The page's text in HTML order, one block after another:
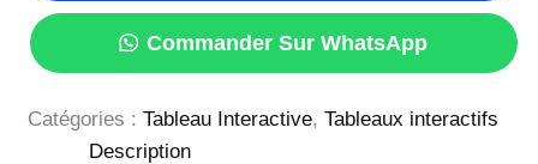
Commander Sur WhatsApp
Catégories :Tableau Interactive,Tableaux interactifs
Description